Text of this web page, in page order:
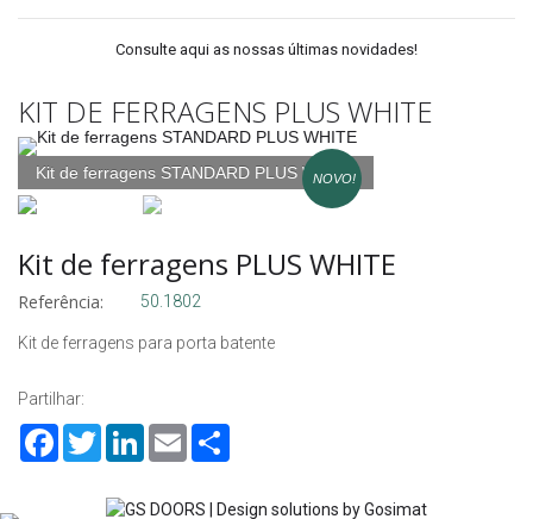
Consulte aqui as nossas últimas novidades!
KIT DE FERRAGENS PLUS WHITE
Kit de ferragens STANDARD PLUS WHITE
NOVO!
NOVO!
Kit de ferragens PLUS WHITE
Referência: 50.1802
Kit de ferragens para porta batente
Partilhar:
FacebookTwitterLinkedInEmail